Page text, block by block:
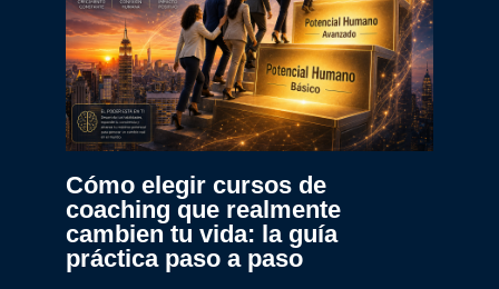
Cómo elegir cursos de
coaching que realmente
cambien tu vida: la guía
práctica paso a paso